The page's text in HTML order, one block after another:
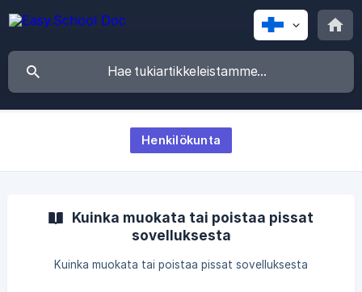
Henkilökunta
Kuinka muokata tai poistaa pissat
sovelluksesta
Kuinka muokata tai poistaa pissat sovelluksesta